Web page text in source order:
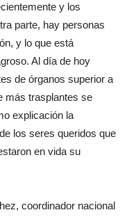
y los
parte, hay personas
y lo que está
Al día de hoy
de órganos superior a
más trasplantes se
explicación la
los seres queridos que
en vida su
coordinador nacional